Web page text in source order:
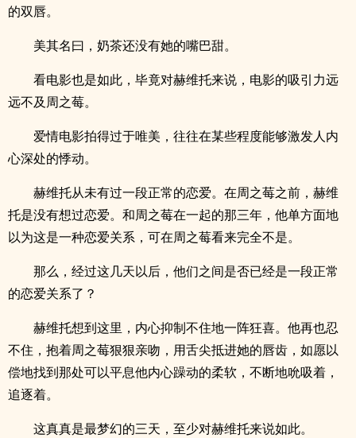
的双唇。
美其名曰，奶茶还没有她的嘴巴甜。
看电影也是如此，毕竟对赫维托来说，电影的吸引力远
远不及周之莓。
爱情电影拍得过于唯美，往往在某些程度能够激发人内
心深处的悸动。
赫维托从未有过一段正常的恋爱。在周之莓之前，赫维
托是没有想过恋爱。和周之莓在一起的那三年，他单方面地
以为这是一种恋爱关系，可在周之莓看来完全不是。
那么，经过这几天以后，他们之间是否已经是一段正常
的恋爱关系了？
赫维托想到这里，内心抑制不住地一阵狂喜。他再也忍
不住，抱着周之莓狠狠亲吻，用舌尖抵进她的唇齿，如愿以
偿地找到那处可以平息他内心躁动的柔软，不断地吮吸着，
追逐着。
这真真是最梦幻的三天，至少对赫维托来说如此。